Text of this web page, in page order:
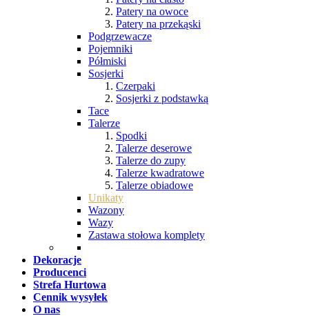
Patery na owoce
Patery na przekąski
Podgrzewacze
Pojemniki
Półmiski
Sosjerki
Czerpaki
Sosjerki z podstawką
Tace
Talerze
Spodki
Talerze deserowe
Talerze do zupy
Talerze kwadratowe
Talerze obiadowe
Unikaty
Wazony
Wazy
Zastawa stołowa komplety
Dekoracje
Producenci
Strefa Hurtowa
Cennik wysyłek
O nas